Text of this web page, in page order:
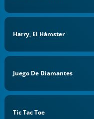
Harry, El Hámster
Juego De Diamantes
Tic Tac Toe